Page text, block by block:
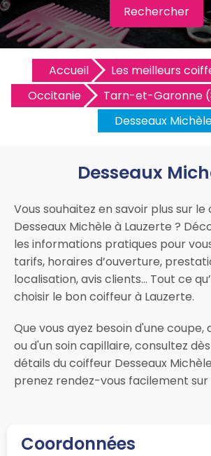
Rechercher
Accueil
Les meilleurs
Occitanie
Tarn-et-Garonne
Desseaux
Desseaux
Vous souhaitez en savoir plus sur
Desseaux Michèle à Lauzerte ?
les informations pratiques pour
tarifs, horaires d’ouverture,
localisation, avis clients… Tout ce
choisir le bon coiffeur à Lauzerte.
Que vous ayez besoin d'une
ou d'un soin capillaire, consultez
détails du coiffeur Desseaux
prenez rendez-vous facilement sur
Coordonnées